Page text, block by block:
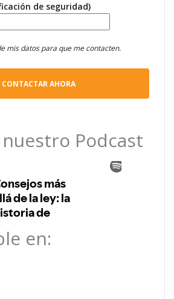
de seguridad)
mis datos para que me contacten.
nuestro Podcast
en: